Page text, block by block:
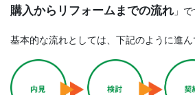
購入からリフォームまでの流れ 」で
基本的な流れとしては、下記のように進ん